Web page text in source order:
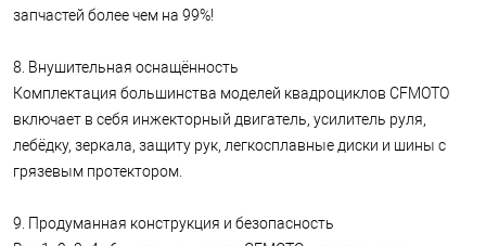
запчастей более чем на 99%!
8. Внушительная оснащённость
Комплектация большинства моделей квадроциклов CFMOTO
включает в себя инжекторный двигатель, усилитель руля,
лебёдку, зеркала, защиту рук, легкосплавные диски и шины с
грязевым протектором.
9. Продуманная конструкция и безопасность